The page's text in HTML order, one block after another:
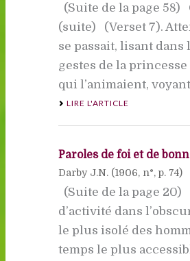
(Suite de la page 58)
(suite) (Verset 7).
se passait, lisant dans
gestes de la
qui l’animaient, voyant
LIRE L'ARTICLE
Paroles de foi et de
Darby J.N. (1906, n°, p. 74)
(Suite de la page 20)
d’activité dans
le plus isolé des
temps le plus